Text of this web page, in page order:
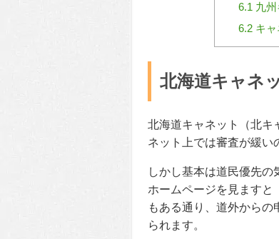
6.1 九
6.2キャ
北海道キャネ
北海道キャネット（北キ
ネット上では審査が緩い
しかし基本は道民優先の
ホームページを見ますと
もある通り、道外から
られます。